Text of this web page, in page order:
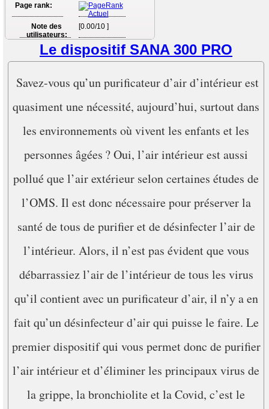
Page rank:
Note des
utilisateurs:
[0.00/10 ]
Le dispositif SANA 300 PRO
Savez-vous qu’un purificateur d’air d’intérieur est
quasiment une nécessité, aujourd’hui, surtout dans
les environnements où vivent les enfants et les
personnes âgées ? Oui, l’air intérieur est aussi
pollué que l’air extérieur selon certaines études de
l’OMS. Il est donc nécessaire pour préserver la
santé de tous de purifier et de désinfecter l’air de
l’intérieur. Alors, il n’est pas évident que vous
débarrassiez l’air de l’intérieur de tous les virus
qu’il contient avec un purificateur d’air, il n’y a en
fait qu’un désinfecteur d’air qui puisse le faire. Le
premier dispositif qui vous permet donc de purifier
l’air intérieur et d’éliminer les principaux virus de
la grippe, la bronchiolite et la Covid, c’est le